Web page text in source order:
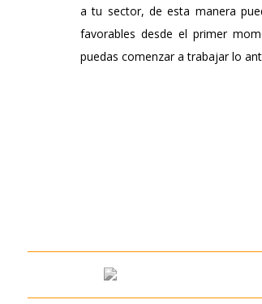
a tu sector, de esta manera
favorables desde el primer
puedas comenzar a trabajar lo